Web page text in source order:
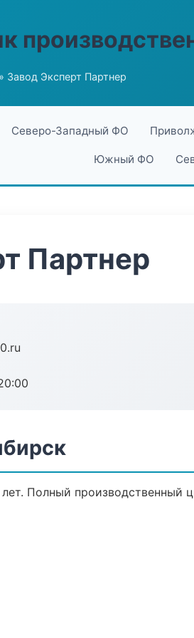
» Завод Эксперт Партнер
Северо-Западный ФО
Южный ФО
Партнер
Полный производственный